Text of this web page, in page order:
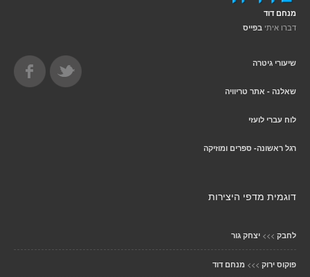
מנחם דוד
דברו איתי בפייס
שיעורי גיטרה
שאלנה - אתר טריוויה
לוח עברי לועזי
רגל ראשונה- ספרים ומוזיקה
דוגמית מדפי היצירות
לחבק >>> יצחק גור
פוקוס ירוק >>> מנחם דוד